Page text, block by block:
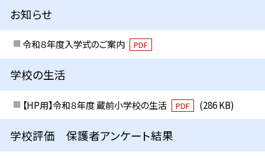
お知らせ
令和８年度入学式のご案内 PDF
学校の生活
【HP用】令和８年度 蔵前小学校の生活 PDF (286 KB)
学校評価 保護者アンケート結果